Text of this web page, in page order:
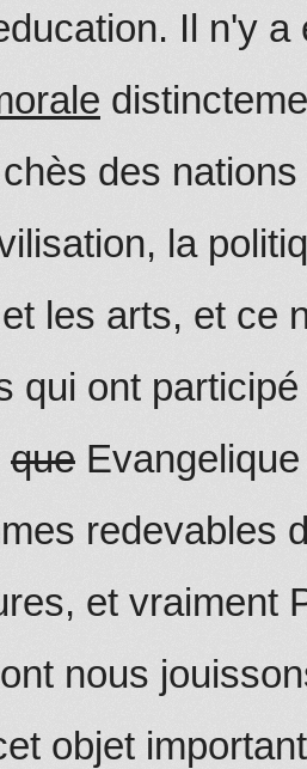
Il n'y a
des
la
les arts, et ce
qui ont
que
redevables
et vraiment
nous
objet